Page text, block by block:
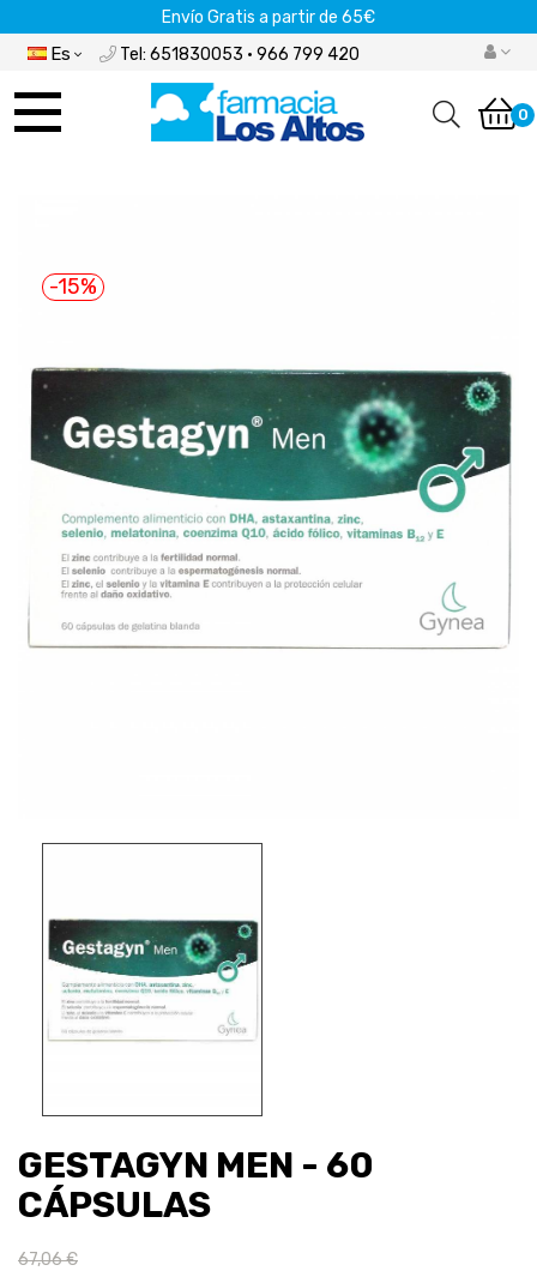
Envío Gratis a partir de 65€
Es Tel: 651830053 · 966 799 420
Navegación 0
-15%
GESTAGYN MEN - 60
CÁPSULAS
67,06 €